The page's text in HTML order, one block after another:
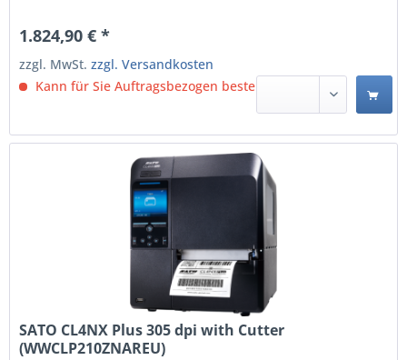
Anschlusstyp: USB Type-A / USB Type-B, Serielle
Schnittstelle: RS-232C. Produktfarbe:...
1.824,90 € *
zzgl. MwSt.zzgl. Versandkosten
Kann für Sie Auftragsbezogen bestellt werden.
SATO CL4NX Plus 305 dpi with Cutter
(WWCLP210ZNAREU)